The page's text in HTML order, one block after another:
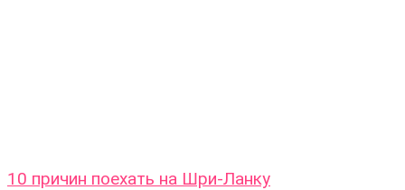
10 причин поехать на Шри-Ланку